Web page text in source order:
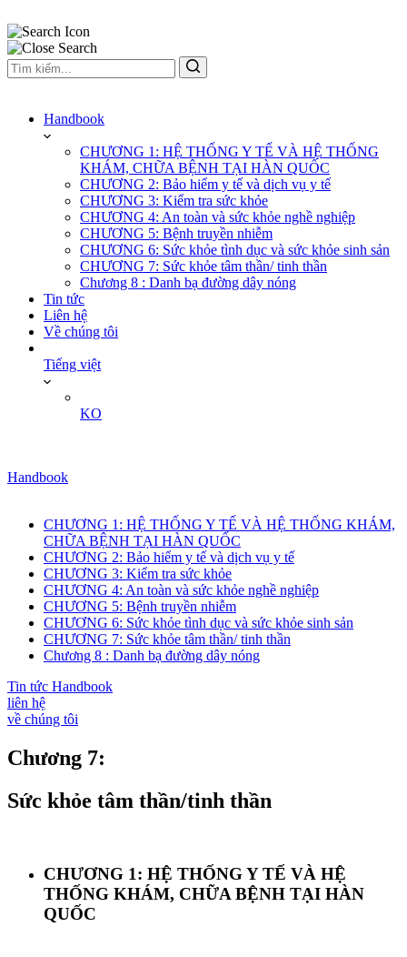
Handbook
CHƯƠNG 1: HỆ THỐNG Y TẾ VÀ HỆ THỐNG
KHÁM, CHỮA BỆNH TẠI HÀN QUỐC
CHƯƠNG 2: Bảo hiểm y tế và dịch vụ y tế
CHƯƠNG 3: Kiểm tra sức khỏe
CHƯƠNG 4: An toàn và sức khỏe nghề nghiệp
CHƯƠNG 5: Bệnh truyền nhiễm
CHƯƠNG 6: Sức khỏe tình dục và sức khỏe sinh sản
CHƯƠNG 7: Sức khỏe tâm thần/ tinh thần
Chương 8 : Danh bạ đường dây nóng
Tin tức
Liên hệ
Về chúng tôi
Tiếng việt
KO
Handbook
CHƯƠNG 1: HỆ THỐNG Y TẾ VÀ HỆ THỐNG KHÁM,
CHỮA BỆNH TẠI HÀN QUỐC
CHƯƠNG 2: Bảo hiểm y tế và dịch vụ y tế
CHƯƠNG 3: Kiểm tra sức khỏe
CHƯƠNG 4: An toàn và sức khỏe nghề nghiệp
CHƯƠNG 5: Bệnh truyền nhiễm
CHƯƠNG 6: Sức khỏe tình dục và sức khỏe sinh sản
CHƯƠNG 7: Sức khỏe tâm thần/ tinh thần
Chương 8 : Danh bạ đường dây nóng
Tin tức Handbook
liên hệ
về chúng tôi
Chương 7:
Sức khỏe tâm thần/tinh thần
CHƯƠNG 1: HỆ THỐNG Y TẾ VÀ HỆ
THỐNG KHÁM, CHỮA BỆNH TẠI HÀN
QUỐC